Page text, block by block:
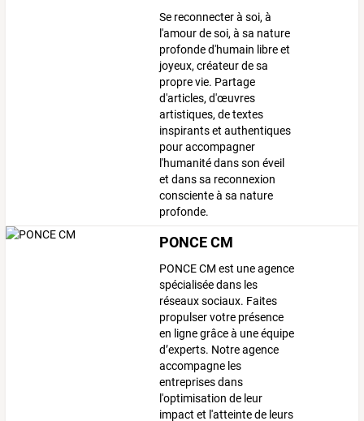
Se reconnecter à soi, à
l'amour de soi, à sa nature
profonde d'humain libre et
joyeux, créateur de sa
propre vie. Partage
d'articles, d'œuvres
artistiques, de textes
inspirants et authentiques
pour accompagner
l'humanité dans son éveil
et dans sa reconnexion
consciente à sa nature
profonde.
PONCE CM
PONCE CM est une agence
spécialisée dans les
réseaux sociaux. Faites
propulser votre présence
en ligne grâce à une équipe
d’experts. Notre agence
accompagne les
entreprises dans
l'optimisation de leur
impact et l'atteinte de leurs